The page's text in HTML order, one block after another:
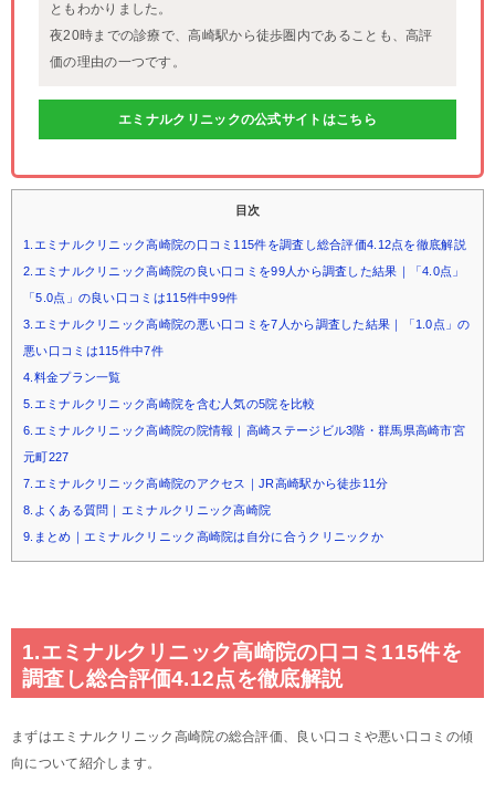
ともわかりました。
夜20時までの診療で、高崎駅から徒歩圏内であることも、高評
価の理由の一つです。
エミナルクリニックの公式サイトはこちら
目次
1.エミナルクリニック高崎院の口コミ115件を調査し総合評価4.12点を徹底解説
2.エミナルクリニック高崎院の良い口コミを99人から調査した結果｜「4.0点」
「5.0点」の良い口コミは115件中99件
3.エミナルクリニック高崎院の悪い口コミを7人から調査した結果｜「1.0点」の
悪い口コミは115件中7件
4.料金プラン一覧
5.エミナルクリニック高崎院を含む人気の5院を比較
6.エミナルクリニック高崎院の院情報｜高崎ステージビル3階・群馬県高崎市宮
元町227
7.エミナルクリニック高崎院のアクセス｜JR高崎駅から徒歩11分
8.よくある質問｜エミナルクリニック高崎院
9.まとめ｜エミナルクリニック高崎院は自分に合うクリニックか
1.エミナルクリニック高崎院の口コミ115件を
調査し総合評価4.12点を徹底解説
まずはエミナルクリニック高崎院の総合評価、良い口コミや悪い口コミの傾
向について紹介します。